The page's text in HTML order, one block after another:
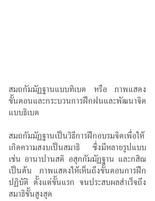
สมถกัมมัฏฐานแบบทิเบต หรือ ภาพแสดง
ขั้นตอนและกระบวนการฝึกฝนและพัฒนาจิต
แบบธิเบต
สมถกัมมัฏฐานเป็นวิธีการฝึกอบรมจิตเพื่อให้
เกิดความสงบเป็นสมาธิ ซื่งมีหลายรูปแบบ
เช่น อานาปานสติ อสุภกัมมัฏฐาน และกสิณ
เป็นต้น  ภาพแสดงให้เห็นถึงขั้นตอนการฝึก
ปฏิบัติ ตั้งแต่ขั้นแรก จนประสบผลสำเร็จถึง
สมาธิขั้นสูงสุด